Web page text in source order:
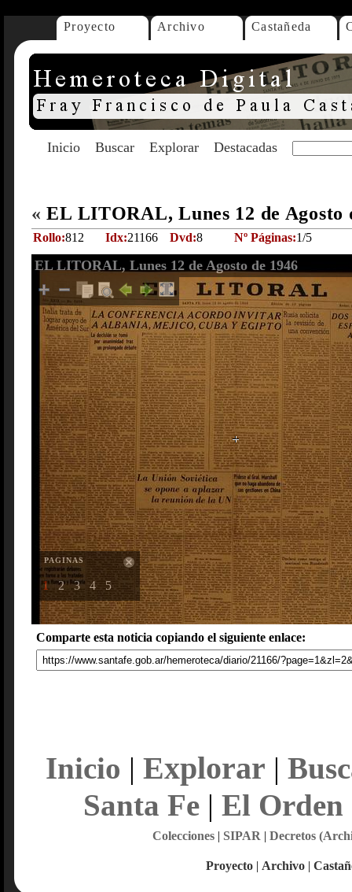
Proyecto Archivo Castañeda
Inicio Buscar Explorar Destacadas
« EL LITORAL, Lunes 12 de Agosto
Rollo:812 Idx:21166 Dvd:8 Nº Páginas:1/5
EL LITORAL, Lunes 12 de Agosto de 1946
PAGINAS
1 2 3 4 5
Comparte esta noticia copiando el siguiente enlace:
Inicio | Explorar |
Santa Fe| El Orden
Colecciones| SIPAR | Decretos
Proyecto | Archivo |